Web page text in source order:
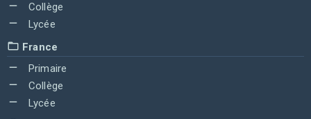
Collège
Lycée
France
Primaire
Collège
Lycée